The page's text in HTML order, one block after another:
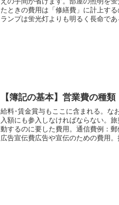
たときの費用は「修繕費」に計上す
ランプは蛍光灯よりも明るく長命であ
【簿記の基本】営業費の種
給料･賃金賞与もここに含まれる。な
入額にも参入しなければならない。
動するのに要した費用。通信費例：
広告宣伝費広告や宣伝のための費用。